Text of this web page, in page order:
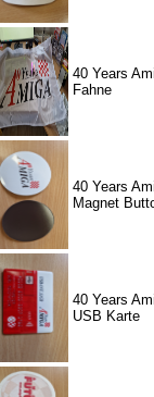
40 Years
Fahne
40 Years
Magnet
40 Years
USB Karte